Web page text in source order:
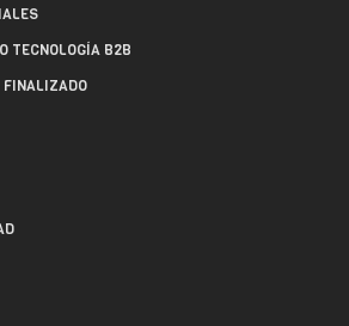
TECNOLOGÍA B2B